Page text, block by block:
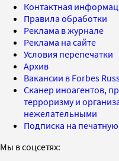
Контактная
Правила обработки
Реклама в журнале
Реклама на сайте
Условия перепечатки
Архив
Вакансии в Forbes
Сканер иноагентов,
терроризму и
нежелательными
Подписка на
Мы в соцсетях: